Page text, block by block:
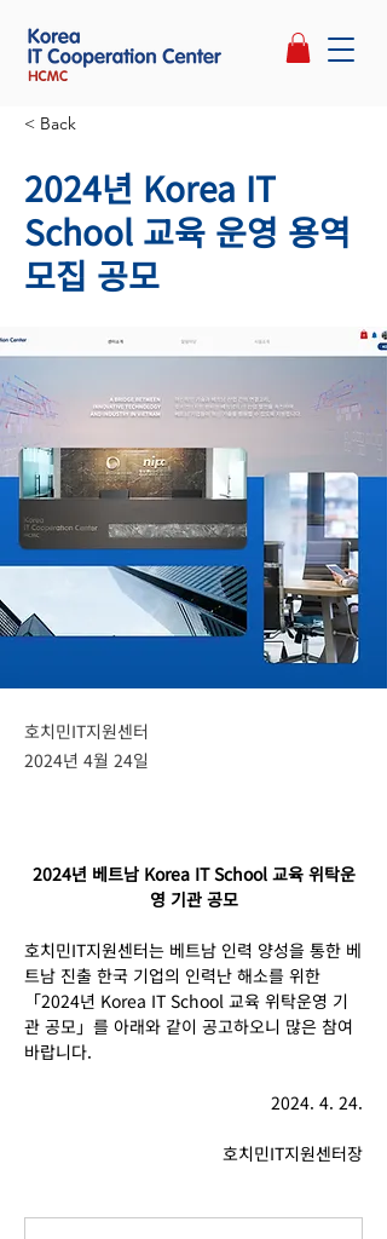
< Back
2024년 Korea IT
School 교육 운영 용역
모집 공모
호치민IT지원센터
2024년 4월 24일
2024년 베트남 Korea IT School 교육 위탁운
영 기관 공모
호치민IT지원센터는 베트남 인력 양성을 통한 베
트남 진출 한국 기업의 인력난 해소를 위한
「2024년 Korea IT School 교육 위탁운영 기
관 공모」를 아래와 같이 공고하오니 많은 참여
바랍니다.
2024. 4. 24.
호치민IT지원센터장